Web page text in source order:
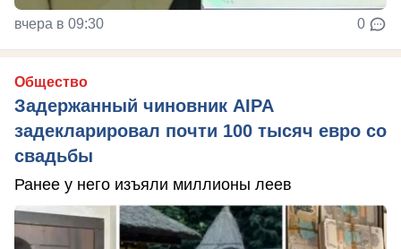
вчера в 09:30 0
Общество
Задержанный чиновник AIPA
задекларировал почти 100 тысяч евро со
свадьбы
Ранее у него изъяли миллионы леев